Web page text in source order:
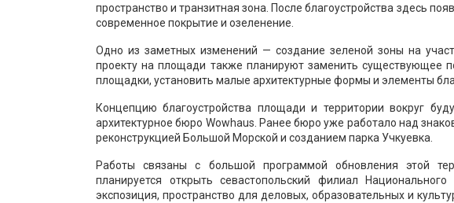
пространство и транзитная зона. После благоустройства здесь
современное покрытие и озеленение.
Одно из заметных изменений — создание зеленой зоны на
проекту на площади также планируют заменить существующее
площадки, установить малые архитектурные формы и элементы
Концепцию благоустройства площади и территории вокруг
архитектурное бюро Wowhaus. Ранее бюро уже работало над
реконструкцией Большой Морской и созданием парка Учкуевка.
Работы связаны с большой программой обновления этой
планируется открыть севастопольский филиал
экспозиция, пространство для деловых, образовательных и